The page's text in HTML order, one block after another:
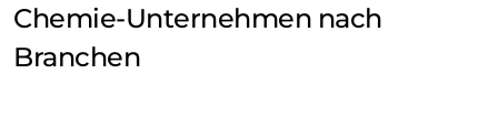
Chemie-Unternehmen nach
Branchen